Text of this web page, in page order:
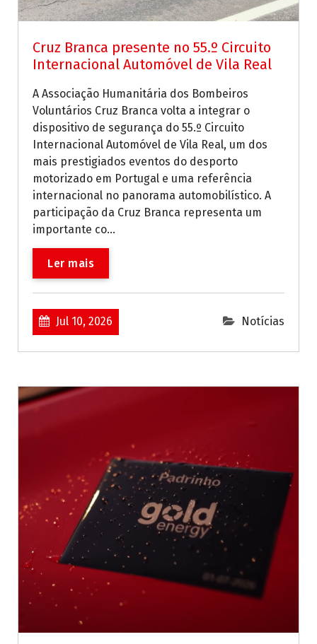
Cruz Branca presente no 55.º Circuito
Internacional Automóvel de Vila Real
A Associação Humanitária dos Bombeiros
Voluntários Cruz Branca volta a integrar o
dispositivo de segurança do 55.º Circuito
Internacional Automóvel de Vila Real, um dos
mais prestigiados eventos do desporto
motorizado em Portugal e uma referência
internacional no panorama automobilístico. A
participação da Cruz Branca representa um
importante co...
Ler mais
Jul 10, 2026 Notícias